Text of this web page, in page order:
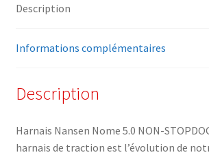
Description
Informations complémentaires
Description
Harnais Nansen Nome 5.0 NON-
harnais de traction est l’évolution de